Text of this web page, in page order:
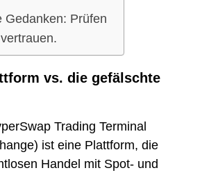
Gedanken: Prüfen
vs. die gefälschte
Trading Terminal
ist eine Plattform, die
Handel mit Spot- und